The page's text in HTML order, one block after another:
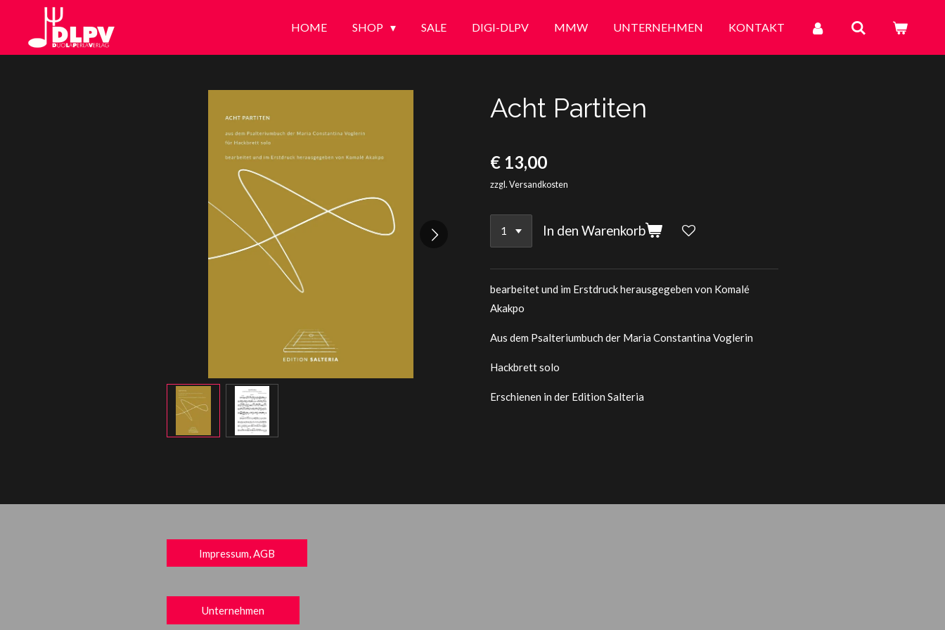
Hauptinhalt
springen
HOME SHOP SALE DIGI-DLPV MMW UNTERNEHMEN KONTAKT
Acht Partiten
€ 13,00
zzgl. Versandkosten
In den Warenkorb
bearbeitet und im Erstdruck herausgegeben von Komalé
Akakpo
Aus dem Psalteriumbuch der Maria Constantina Voglerin
Hackbrett solo
Erschienen in der Edition Salteria
Impressum, AGB
Unternehmen